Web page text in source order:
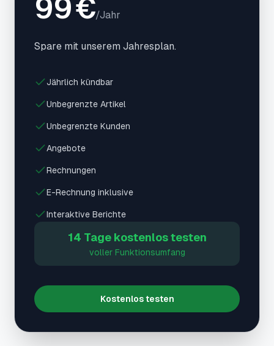
99€/Jahr
Spare mit unserem Jahresplan.
Jährlich kündbar
Unbegrenzte Artikel
Unbegrenzte Kunden
Angebote
Rechnungen
E-Rechnung inklusive
Interaktive Berichte
14 Tage kostenlos testen
voller Funktionsumfang
Kostenlos testen